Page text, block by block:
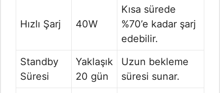
Hızlı Şarj 40W
Kısa sürede
%70’e kadar şarj
edebilir.
Standby
Süresi
Yaklaşık
20 gün
Uzun bekleme
süresi sunar.